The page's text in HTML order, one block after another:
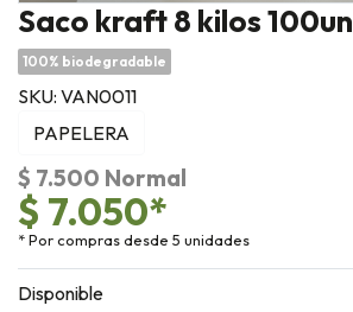
Saco kraft 8 kilos 100un
100% biodegradable
SKU: VAN0011
PAPELERA
$ 7.500 Normal
$ 7.050*
* Por compras desde 5 unidades
Disponible